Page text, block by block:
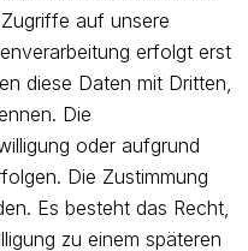
auf unsere
erfolgt erst
diese Daten mit Dritten,
Die
oder aufgrund
Die Zustimmung
Es besteht das Recht,
zu einem späteren
nächsten Bestellung und